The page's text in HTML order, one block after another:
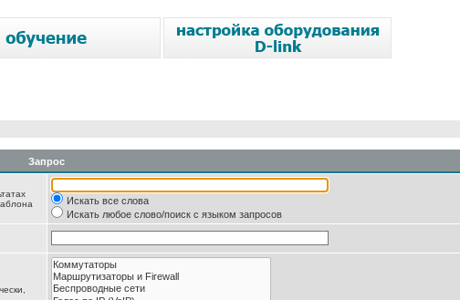
Запрос
Искать все слова
Искать любое слово/поиск с языком запросов